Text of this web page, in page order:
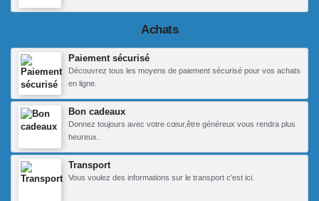
Achats
Paiement sécurisé
Découvrez tous les moyens de paiement sécurisé pour vos achats
en ligne.
Bon cadeaux
Donnez toujours avec votre cœur,être généreux vous rendra plus
heureux.
Transport
Vous voulez des informations sur le transport c'est ici.